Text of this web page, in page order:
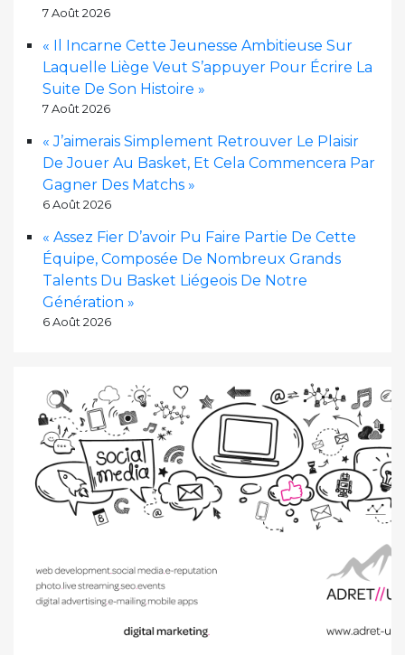
7 Août 2026
« Il Incarne Cette Jeunesse Ambitieuse Sur
Laquelle Liège Veut S’appuyer Pour Écrire La
Suite De Son Histoire »
7 Août 2026
« J’aimerais Simplement Retrouver Le Plaisir
De Jouer Au Basket, Et Cela Commencera Par
Gagner Des Matchs »
6 Août 2026
« Assez Fier D’avoir Pu Faire Partie De Cette
Équipe, Composée De Nombreux Grands
Talents Du Basket Liégeois De Notre
Génération »
6 Août 2026